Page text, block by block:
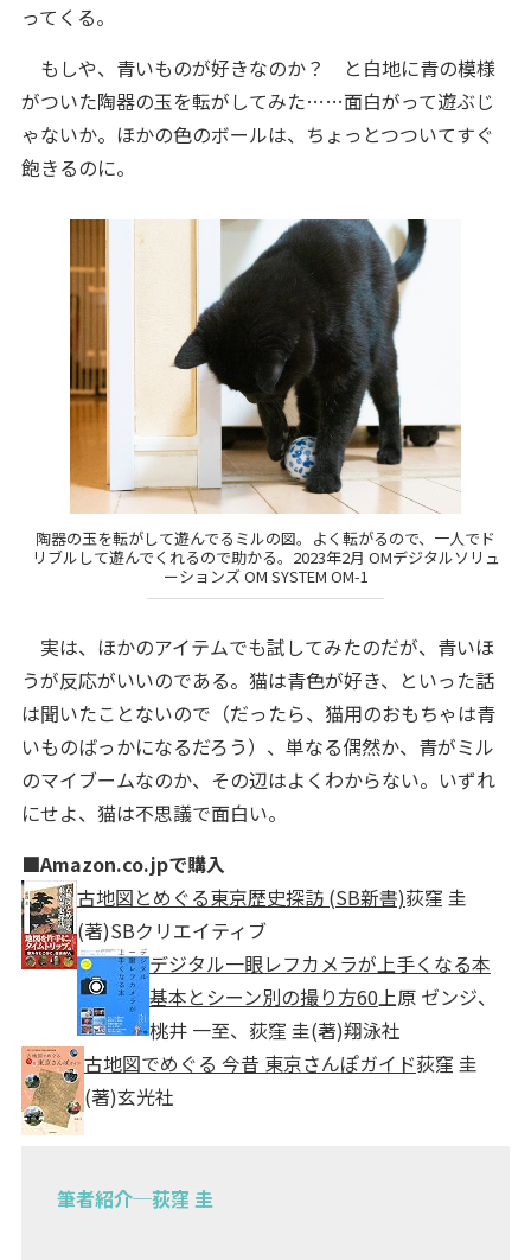
ってくる。
もしや、青いものが好きなのか？ と白地に青の模様
がついた陶器の玉を転がしてみた……面白がって遊ぶじ
ゃないか。ほかの色のボールは、ちょっとつついてすぐ
飽きるのに。
陶器の玉を転がして遊んでるミルの図。よく転がるので、一人でド
リブルして遊んでくれるので助かる。2023年2月 OMデジタルソリュ
ーションズ OM SYSTEM OM-1
実は、ほかのアイテムでも試してみたのだが、青いほ
うが反応がいいのである。猫は青色が好き、といった話
は聞いたことないので（だったら、猫用のおもちゃは青
いものばっかになるだろう）、単なる偶然か、青がミル
のマイブームなのか、その辺はよくわからない。いずれ
にせよ、猫は不思議で面白い。
■Amazon.co.jpで購入
古地図とめぐる東京歴史探訪 (SB新書)荻窪 圭
(著)SBクリエイティブ
デジタル一眼レフカメラが上手くなる本
基本とシーン別の撮り方60 上原 ゼンジ、
桃井 一至、荻窪 圭(著)翔泳社
古地図でめぐる 今昔 東京さんぽガイド荻窪 圭
(著)玄光社
筆者紹介─荻窪 圭